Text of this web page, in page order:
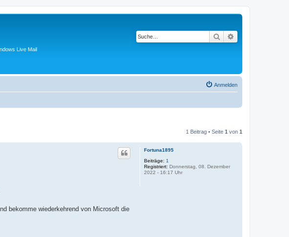
Live Mail
Suche
Anmelden
1 Beitrag • Seite 1 von 1
Fortuna1895
Beiträge: 1
Registriert: Donnerstag, 08. Dezember
2022 - 16:17 Uhr
bekomme wiederkehrend von Microsoft die